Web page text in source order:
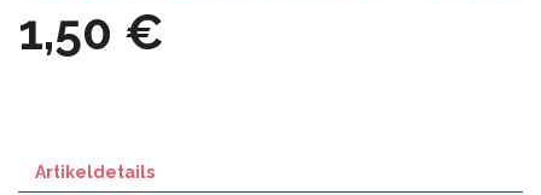
1,50 €
Artikeldetails